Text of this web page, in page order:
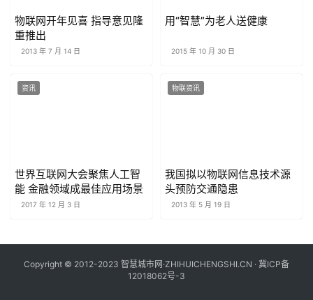
物联网开年见喜 指导意见隆
重推出
2013 年 7 月 14 日
用“智慧”为老人送健康
2015 年 10 月 30 日
资讯
世界互联网大会聚焦人工智
能 金融领域成最佳应用场景
2017 年 12 月 3 日
物联资讯
我国拟以物联网信息技术源
头预防交通隐患
2013 年 5 月 19 日
Copyright © 2012-2023 智慧城市网·ZHIHUICHENGSHI.CN · 冀ICP备
12018062号-3